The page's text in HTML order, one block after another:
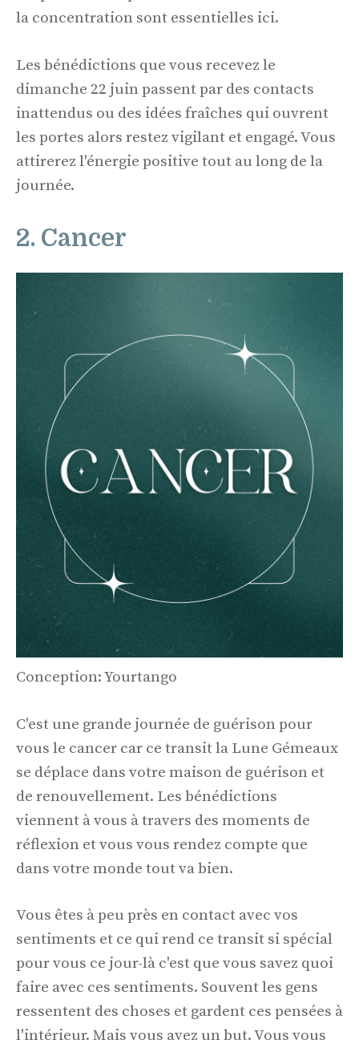
la concentration sont essentielles ici.
Les bénédictions que vous recevez le
dimanche 22 juin passent par des contacts
inattendus ou des idées fraîches qui ouvrent
les portes alors restez vigilant et engagé. Vous
attirerez l'énergie positive tout au long de la
journée.
2. Cancer
Conception: Yourtango
C'est une grande journée de guérison pour
vous le cancer car ce transit la Lune Gémeaux
se déplace dans votre maison de guérison et
de renouvellement. Les bénédictions
viennent à vous à travers des moments de
réflexion et vous vous rendez compte que
dans votre monde tout va bien.
Vous êtes à peu près en contact avec vos
sentiments et ce qui rend ce transit si spécial
pour vous ce jour-là c'est que vous savez quoi
faire avec ces sentiments. Souvent les gens
ressentent des choses et gardent ces pensées à
l'intérieur. Mais vous avez un but. Vous vous